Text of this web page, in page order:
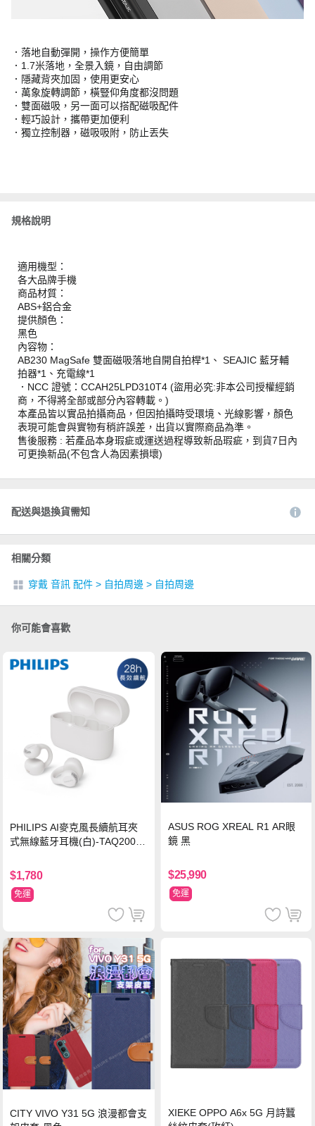
．落地自動彈開，操作方便簡單
．1.7米落地，全景入鏡，自由調節
．隱藏背夾加固，使用更安心
．萬象旋轉調節，橫豎仰角度都沒問題
．雙面磁吸，另一面可以搭配磁吸配件
．輕巧設計，攜帶更加便利
．獨立控制器，磁吸吸附，防止丟失
規格說明
適用機型：
各大品牌手機
商品材質：
ABS+鋁合金
提供顏色：
黑色
內容物：
AB230 MagSafe 雙面磁吸落地自開自拍桿*1、 SEAJIC 藍牙輔
拍器*1、充電線*1
．NCC 證號：CCAH25LPD310T4 (盜用必究:非本公司授權經銷
商，不得將全部或部分內容轉載。)
本產品皆以實品拍攝商品，但因拍攝時受環境、光線影響，顏色
表現可能會與實物有稍許誤差，出貨以實際商品為準。
售後服務 : 若產品本身瑕疵或運送過程導致新品瑕疵，到貨7日內
可更換新品(不包含人為因素損壞)
配送與退換貨需知
相關分類
穿戴 音訊 配件 > 自拍周邊 > 自拍周邊
你可能會喜歡
PHILIPS AI麥克風長續航耳夾
式無線藍牙耳機(白)-TAQ2000
$1,780
免運
ASUS ROG XREAL R1 AR眼
鏡 黑
$25,990
免運
CITY VIVO Y31 5G 浪漫都會支
XIEKE OPPO A6x 5G 月詩蠶